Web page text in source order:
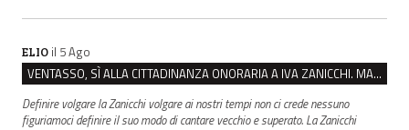
ELIO il 5 Ago
VENTASSO, SÌ ALLA CITTADINANZA ONORARIA A IVA ZANICCHI. MA BARGIACCHI: “È DI PESSIMO GUSTO”
Definire volgare la Zanicchi volgare ai nostri tempi non ci crede nessuno
figuriamoci definire il suo modo di cantare vecchio e superato. La Zanicchi